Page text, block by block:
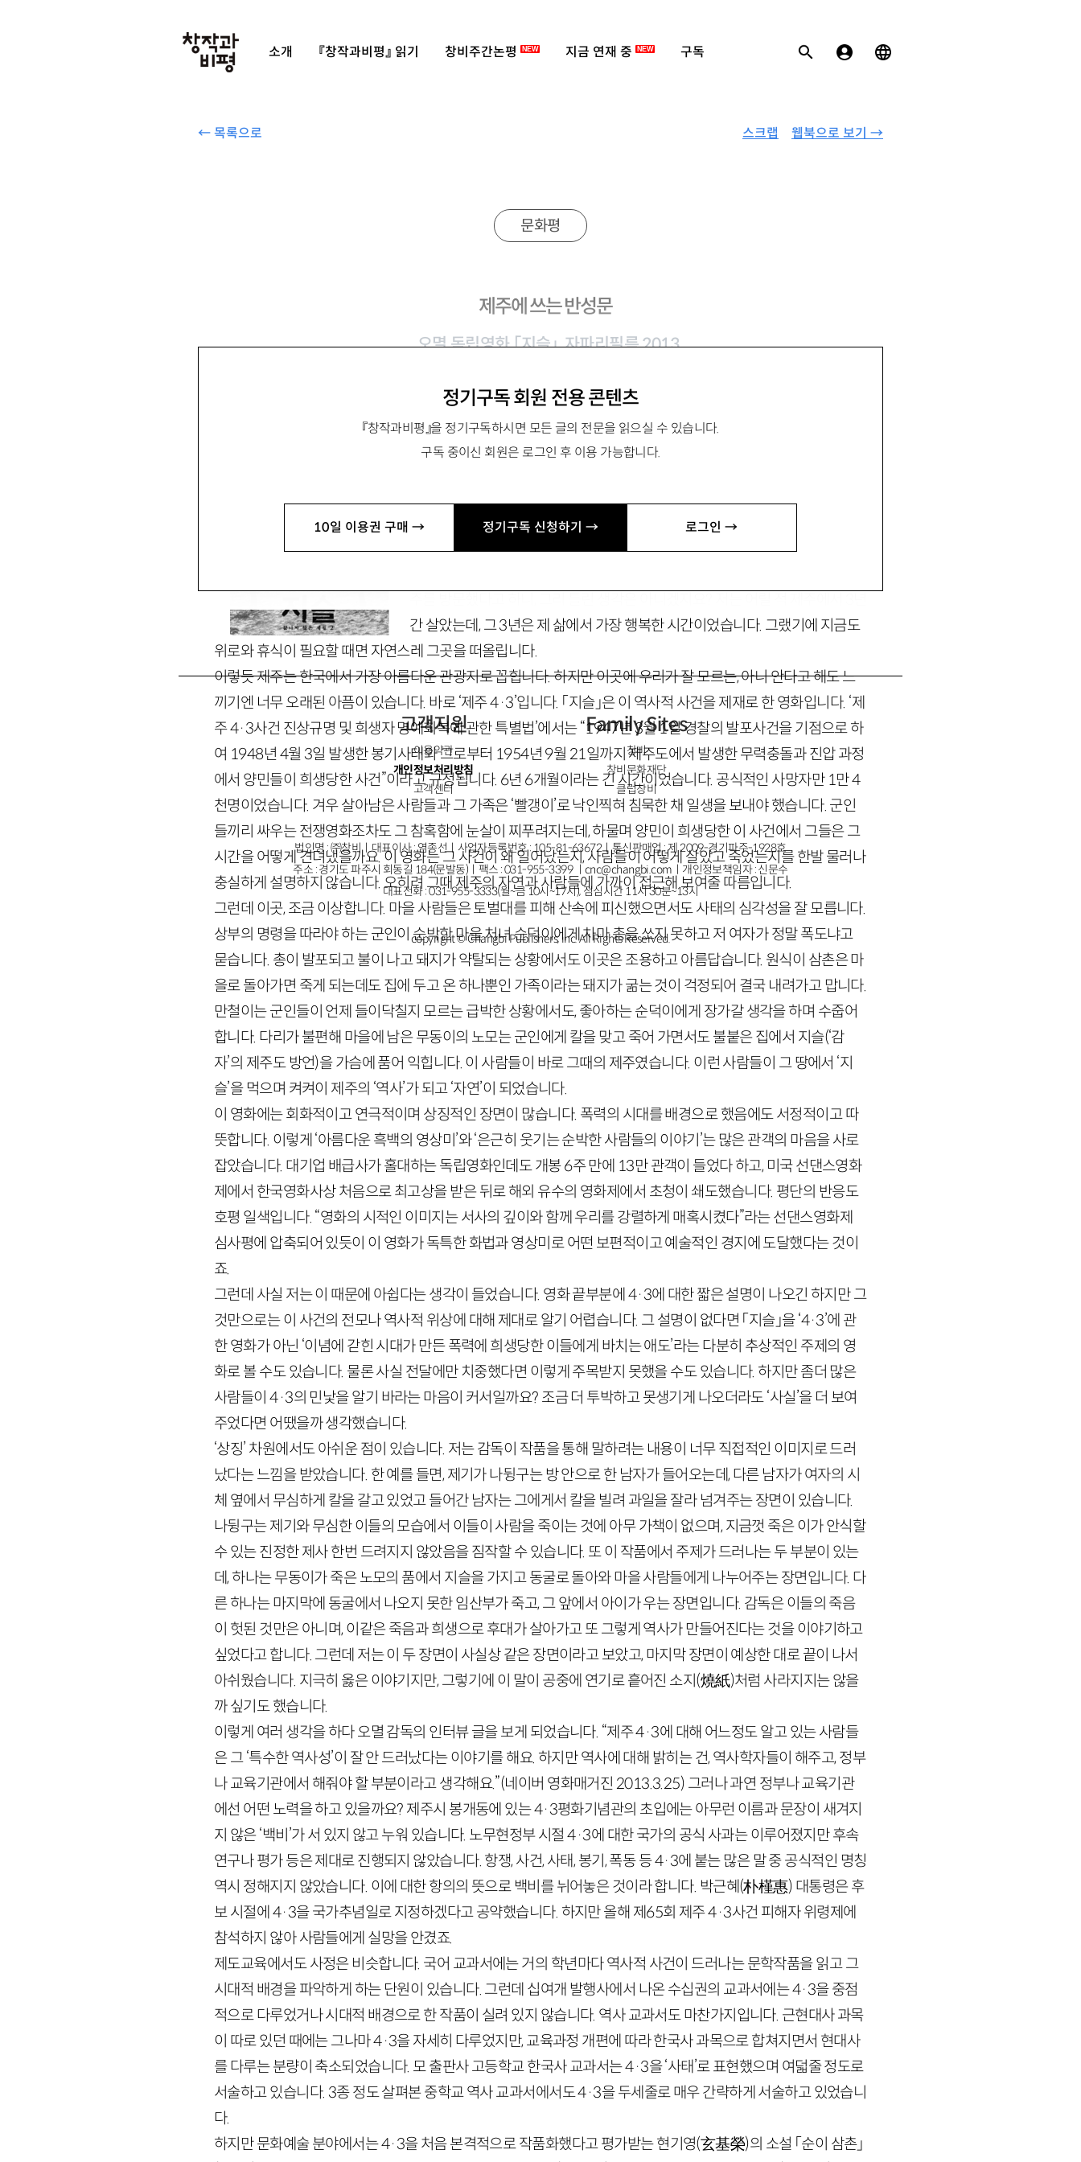
소개 『창작과비평』 읽기 창비주간논평 NEW 지금 연재 중 NEW 구독
← 목록으로 웹북으로 보기 →
스크랩
정기구독 회원 전용 콘텐츠
『창작과비평』을 정기구독하시면 모든 글의 전문을 읽으실 수 있습니다.
구독 중이신 회원은 로그인 후 이용 가능합니다.
10일 이용권 구매 → 정기구독 신청하기 → 로그인 →
문화평
제주에 쓰는 반성문
오멸 독립영화 「지슬」, 자파리필름 2013
뻔하고 퍽퍽한 일상에 지칠 때 사람들은 떠날 곳을 찾습니다. 그때 가장 먼저 떠
간 살았는데, 그3년은 제 삶에서 가장 행복한 시간이었습니다. 그랬기에 지금도
위로와 휴식이 필요할 때면 자연스레 그곳을 떠올립니다.
이렇듯 제주는 한국에서 가장 아름다운 관광지로 꼽힙니다. 하지만 이곳에 우리가 잘 모르는, 아니 안다고 해도 느
끼기엔 너무 오래된 아픔이 있습니다. 바로 ‘제주4·3’입니다. 「지슬」은 이 역사적 사건을 제재로 한 영화입니다. ‘제
주4·3사건 진상규명 및 희생자 명예회복에 관한 특별법’에서는 “1947년3월1일 경찰의 발포사건을 기점으로 하
여 1948년 4월 3일 발생한 봉기사태와 그로부터 1954년 9월 21일까지 제주도에서 발생한 무력충돌과 진압 과정
에서 양민들이 희생당한 사건”이라고 규정됩니다. 6년 6개월이라는 긴 시간이었습니다. 공식적인 사망자만 1만4
천명이었습니다. 겨우 살아남은 사람들과 그 가족은 ‘빨갱이’로 낙인찍혀 침묵한 채 일생을 보내야 했습니다. 군인
들끼리 싸우는 전쟁영화조차도 그 참혹함에 눈살이 찌푸려지는데, 하물며 양민이 희생당한 이 사건에서 그들은 그
시간을 어떻게 견뎌냈을까요. 이 영화는 그 사건이 왜 일어났는지, 사람들이 어떻게 살았고 죽었는지를 한발 물러나
충실하게 설명하지 않습니다. 오히려 그때 제주의 자연과 사람들에 가까이 접근해 보여줄 따름입니다.
그런데 이곳, 조금 이상합니다. 마을 사람들은 토벌대를 피해 산속에 피신했으면서도 사태의 심각성을 잘 모릅니다.
상부의 명령을 따라야 하는 군인이 순박한 마을 처녀 순덕이에게 차마 총을 쏘지 못하고 저 여자가 정말 폭도냐고
묻습니다. 총이 발포되고 불이 나고 돼지가 약탈되는 상황에서도 이곳은 조용하고 아름답습니다. 원식이 삼촌은 마
을로 돌아가면 죽게 되는데도 집에 두고 온 하나뿐인 가족이라는 돼지가 굶는 것이 걱정되어 결국 내려가고 맙니다.
만철이는 군인들이 언제 들이닥칠지 모르는 급박한 상황에서도, 좋아하는 순덕이에게 장가갈 생각을 하며 수줍어
합니다. 다리가 불편해 마을에 남은 무동이의 노모는 군인에게 칼을 맞고 죽어 가면서도 불붙은 집에서 지슬(‘감
자’의 제주도 방언)을 가슴에 품어 익힙니다. 이 사람들이 바로 그때의 제주였습니다. 이런 사람들이 그 땅에서 ‘지
슬’을 먹으며 켜켜이 제주의 ‘역사’가 되고 ‘자연’이 되었습니다.
이 영화에는 회화적이고 연극적이며 상징적인 장면이 많습니다. 폭력의 시대를 배경으로 했음에도 서정적이고 따
뜻합니다. 이렇게 ‘아름다운 흑백의 영상미’와 ‘은근히 웃기는 순박한 사람들의 이야기’는 많은 관객의 마음을 사로
잡았습니다. 대기업 배급사가 홀대하는 독립영화인데도 개봉6주 만에 13만 관객이 들었다 하고, 미국 선댄스영화
제에서 한국영화사상 처음으로 최고상을 받은 뒤로 해외 유수의 영화제에서 초청이 쇄도했습니다. 평단의 반응도
호평 일색입니다. “영화의 시적인 이미지는 서사의 깊이와 함께 우리를 강렬하게 매혹시켰다”라는 선댄스영화제
심사평에 압축되어 있듯이 이 영화가 독특한 화법과 영상미로 어떤 보편적이고 예술적인 경지에 도달했다는 것이
죠.
그런데 사실 저는 이 때문에 아쉽다는 생각이 들었습니다. 영화 끝부분에 4·3에 대한 짧은 설명이 나오긴 하지만 그
것만으로는 이 사건의 전모나 역사적 위상에 대해 제대로 알기 어렵습니다. 그 설명이 없다면 「지슬」을 ‘4·3’에 관
한 영화가 아닌 ‘이념에 갇힌 시대가 만든 폭력에 희생당한 이들에게 바치는 애도’라는 다분히 추상적인 주제의 영
화로 볼 수도 있습니다. 물론 사실 전달에만 치중했다면 이렇게 주목받지 못했을 수도 있습니다. 하지만 좀더 많은
사람들이4·3의 민낯을 알기 바라는 마음이 커서일까요? 조금 더 투박하고 못생기게 나오더라도 ‘사실’을 더 보여
주었다면 어땠을까 생각했습니다.
‘상징’ 차원에서도 아쉬운 점이 있습니다. 저는 감독이 작품을 통해 말하려는 내용이 너무 직접적인 이미지로 드러
났다는 느낌을 받았습니다. 한 예를 들면, 제기가 나뒹구는 방 안으로 한 남자가 들어오는데, 다른 남자가 여자의 시
체 옆에서 무심하게 칼을 갈고 있었고 들어간 남자는 그에게서 칼을 빌려 과일을 잘라 넘겨주는 장면이 있습니다.
나뒹구는 제기와 무심한 이들의 모습에서 이들이 사람을 죽이는 것에 아무 가책이 없으며, 지금껏 죽은 이가 안식할
수 있는 진정한 제사 한번 드려지지 않았음을 짐작할 수 있습니다. 또 이 작품에서 주제가 드러나는 두 부분이 있는
데, 하나는 무동이가 죽은 노모의 품에서 지슬을 가지고 동굴로 돌아와 마을 사람들에게 나누어주는 장면입니다. 다
른 하나는 마지막에 동굴에서 나오지 못한 임산부가 죽고, 그 앞에서 아이가 우는 장면입니다. 감독은 이들의 죽음
이 헛된 것만은 아니며, 이같은 죽음과 희생으로 후대가 살아가고 또 그렇게 역사가 만들어진다는 것을 이야기하고
싶었다고 합니다. 그런데 저는 이 두 장면이 사실상 같은 장면이라고 보았고, 마지막 장면이 예상한 대로 끝이 나서
아쉬웠습니다. 지극히 옳은 이야기지만, 그렇기에 이 말이 공중에 연기로 흩어진 소지 (燒紙)처럼 사라지지는 않을
까 싶기도 했습니다.
이렇게 여러 생각을 하다 오멸 감독의 인터뷰 글을 보게 되었습니다. “제주4·3에 대해 어느정도 알고 있는 사람들
은 그 ‘특수한 역사성’이 잘 안 드러났다는 이야기를 해요. 하지만 역사에 대해 밝히는 건, 역사학자들이 해주고, 정부
나 교육기관에서 해줘야 할 부분이라고 생각해요.”(네이버 영화매거진 2013.3.25) 그러나 과연 정부나 교육기관
에선 어떤 노력을 하고 있을까요? 제주시 봉개동에 있는4·3평화기념관의 초입에는 아무런 이름과 문장이 새겨지
지 않은 ‘백비’가 서 있지 않고 누워 있습니다. 노무현정부 시절4·3에 대한 국가의 공식 사과는 이루어졌지만 후속
연구나 평가 등은 제대로 진행되지 않았습니다. 항쟁, 사건, 사태, 봉기, 폭동 등4·3에 붙는 많은 말 중 공식적인 명칭
역시 정해지지 않았습니다. 이에 대한 항의의 뜻으로 백비를 뉘어놓은 것이라 합니다. 박근혜 (朴槿惠) 대통령은 후
보 시절에 4·3을 국가추념일로 지정하겠다고 공약했습니다. 하지만 올해 제 65회 제주4·3사건 피해자 위령제에
참석하지 않아 사람들에게 실망을 안겼죠.
제도교육에서도 사정은 비슷합니다. 국어 교과서에는 거의 학년마다 역사적 사건이 드러나는 문학작품을 읽고 그
시대적 배경을 파악하게 하는 단원이 있습니다. 그런데 십여개 발행사에서 나온 수십권의 교과서에는4·3을 중점
적으로 다루었거나 시대적 배경으로 한 작품이 실려 있지 않습니다. 역사 교과서도 마찬가지입니다. 근현대사 과목
이 따로 있던 때에는 그나마4·3을 자세히 다루었지만, 교육과정 개편에 따라 한국사 과목으로 합쳐지면서 현대사
를 다루는 분량이 축소되었습니다. 모 출판사 고등학교 한국사 교과서는4·3을 ‘사태’로 표현했으며 여덟줄 정도로
서술하고 있습니다. 3종 정도 살펴본 중학교 역사 교과서에서도4·3을 두세줄로 매우 간략하게 서술하고 있었습니
다.
하지만 문화예술 분야에서는4·3을 처음 본격적으로 작품화했다고 평가받는 현기영(玄基榮)의 소설 「순이 삼촌」
고객지원
이용약관
개인정보처리방침
고객센터
Family Sites
창비
창비문화재단
클럽창비
법인명 : ㈜창비ㅣ대표이사 : 염종선ㅣ사업자등록번호 : 105-81-63672ㅣ통신판매업 : 제 2009-경기파주-1928호
주소 : 경기도 파주시 회동길 184(문발동)ㅣ팩스 : 031-955-3399 ㅣcnc@changbi.com ㅣ개인정보책임자 : 신문수
대표전화 : 031-955-3333(월~금 10시~17시), 점심시간 11시 30분~13시
copyright © Changbi Publishers, inc. All Rights Reserved.